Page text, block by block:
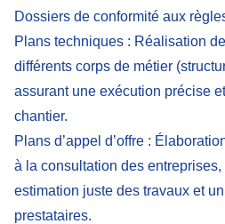
Dossiers de conformité aux
Plans techniques : Réalisation
différents corps de métier
assurant une exécution précise
chantier.
Plans d’appel d’offre :
à la consultation des
estimation juste des travaux et
prestataires.